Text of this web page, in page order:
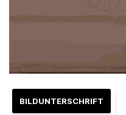
BILDUNTERSCHRIFT